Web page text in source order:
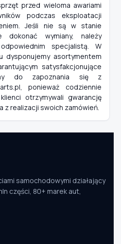
przed wieloma awariami
podczas eksploatacji
Jeśli nie są w stanie
dokonać wymiany, należy
specjalistą. W
dysponujemy asortymentem
satysfakcjonujące
do zapoznania się z
ponieważ codziennie
otrzymywali gwarancję
z realizacji swoich zamówień.
samochodowymi działający
części, 80+ marek aut,